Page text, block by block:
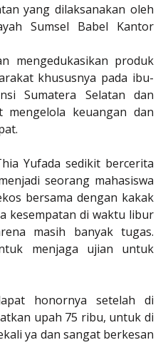
yang dilaksanakan oleh
Sumsel Babel Kantor
mengedukasikan produk
khususnya pada ibu-
Sumatera Selatan dan
mengelola keuangan dan
Yufada sedikit bercerita
seorang mahasiswa
bersama dengan kakak
kesempatan di waktu libur
masih banyak tugas.
menjaga ujian untuk
honornya setelah di
upah 75 ribu, untuk di
ya dan sangat berkesan